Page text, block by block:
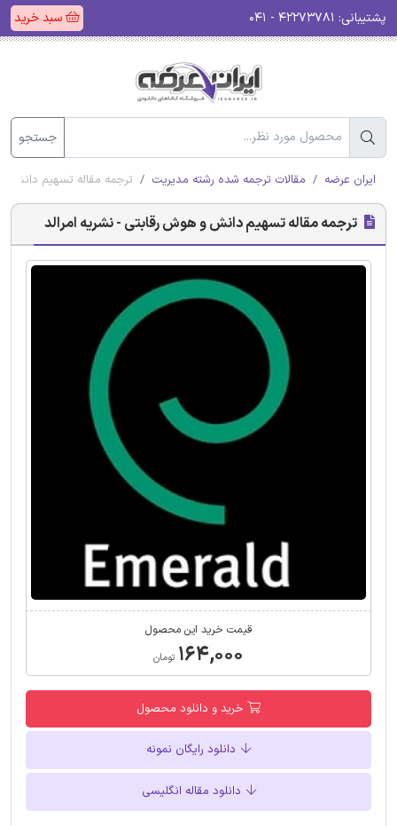
پشتیبانی: سبد خرید
جستجو
ایران عرضه مقالات ترجمه شده رشته مدیریت ترجمه مقاله تسهیم دانش
ترجمه مقاله تسهیم دانش و هوش رقابتی - نشریه امرالد
قیمت خرید این محصول
۱۶۴,۰۰۰ تومان
خرید و دانلود محصول
دانلود رایگان نمونه
دانلود مقاله انگلیسی